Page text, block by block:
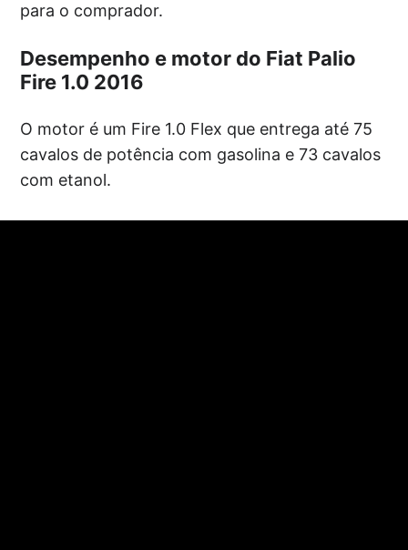
para o comprador.
Desempenho e motor do Fiat Palio
Fire 1.0 2016
O motor é um Fire 1.0 Flex que entrega até 75
cavalos de potência com gasolina e 73 cavalos
com etanol.